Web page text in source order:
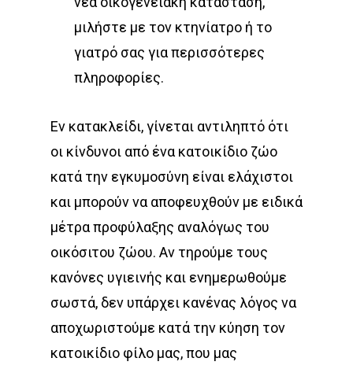
μιλήστε με τον κτηνίατρο ή το
γιατρό σας για περισσότερες
πληροφορίες.
Εν κατακλείδι, γίνεται αντιληπτό ότι
οι κίνδυνοι από ένα κατοικίδιο ζώο
κατά την εγκυμοσύνη είναι ελάχιστοι
και μπορούν να αποφευχθούν µε ειδικά
μέτρα προφύλαξης αναλόγως του
οικόσιτου ζώου. Αν τηρούμε τους
κανόνες υγιεινής και ενημερωθούμε
σωστά, δεν υπάρχει κανένας λόγος να
αποχωριστούμε κατά την κύηση τον
κατοικίδιο φίλο μας, που μας